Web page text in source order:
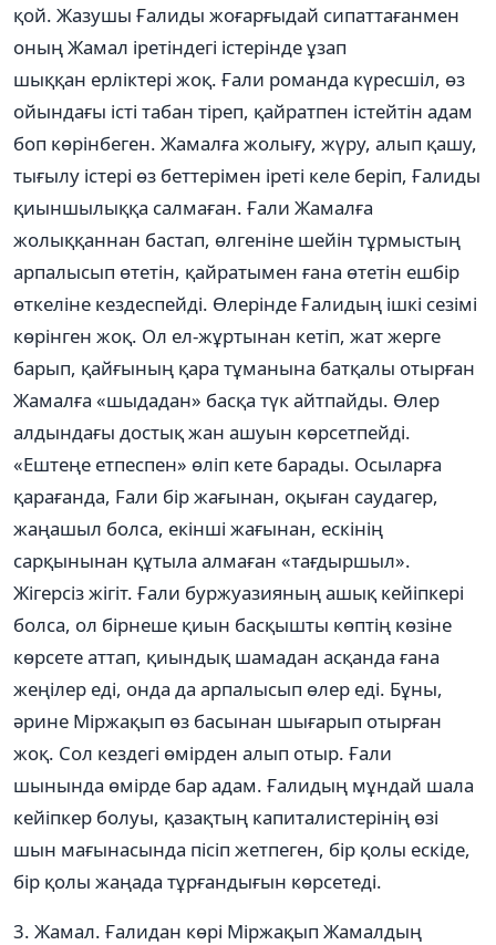
қой. Жазушы Ғалиды жоғарғыдай сипаттағанмен
оның Жамал іретіндегі істерінде ұзап
шыққан ерліктері жоқ. Ғали романда күресшіл, өз
ойындағы істі табан тіреп, қайратпен істейтін адам
боп көрінбеген. Жамалға жолығу, жүру, алып қашу,
тығылу істері өз беттерімен іреті келе беріп, Ғалиды
қиыншылыққа салмаған. Ғали Жамалға
жолыққаннан бастап, өлгеніне шейін тұрмыстың
арпалысып өтетін, қайратымен ғана өтетін ешбір
өткеліне кездеспейді. Өлерінде Ғалидың ішкі сезімі
көрінген жоқ. Ол ел-жұртынан кетіп, жат жерге
барып, қайғының қара тұманына батқалы отырған
Жамалға «шыдадан» басқа түк айтпайды. Өлер
алдындағы достық жан ашуын көрсетпейді.
«Ештеңе етпеспен» өліп кете барады. Осыларға
қарағанда, Fали бір жағынан, оқыған саудагер,
жаңашыл болса, екінші жағынан, ескінің
сарқынынан құтыла алмаған «тағдыршыл».
Жігерсіз жігіт. Ғали буржуазияның ашық кейіпкері
болса, ол бірнеше қиын басқышты көптің көзіне
көрсете аттап, қиындық шамадан асқанда ғана
жеңілер еді, онда да арпалысып өлер еді. Бұны,
əрине Міржақып өз басынан шығарып отырған
жоқ. Сол кездегі өмірден алып отыр. Ғали
шынында өмірде бар адам. Ғалидың мұндай шала
кейіпкер болуы, қазақтың капиталистерінің өзі
шын мағынасында пісіп жетпеген, бір қолы ескіде,
бір қолы жаңада тұрғандығын көрсетеді.
3. Жамал. Ғалидан көрі Міржақып Жамалдың